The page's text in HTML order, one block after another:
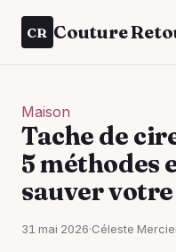
CR Couture
Maison
Tache de
5 méthodes
sauver
31 mai 2026·Céleste